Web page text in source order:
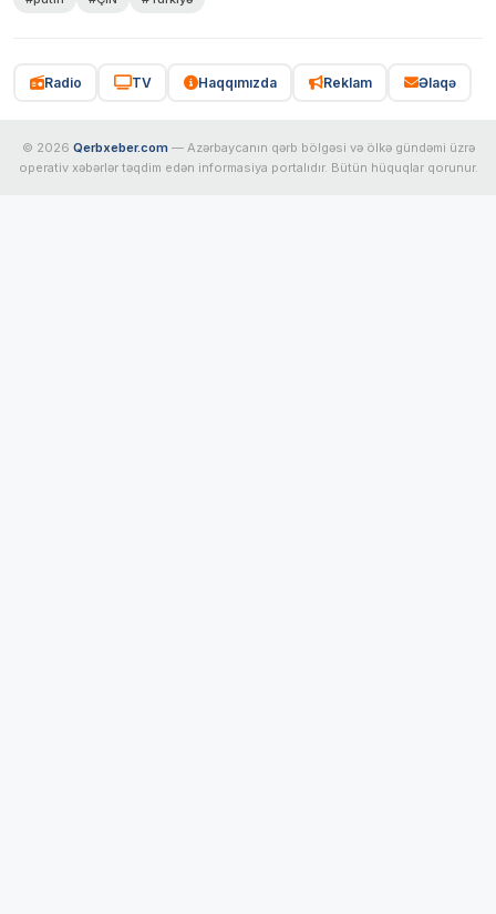
Radio TV Haqqımızda Reklam Əlaqə
© 2026 Qerbxeber.com — Azərbaycanın qərb bölgəsi və ölkə gündəmi üzrə
operativ xəbərlər təqdim edən informasiya portalıdır. Bütün hüquqlar qorunur.